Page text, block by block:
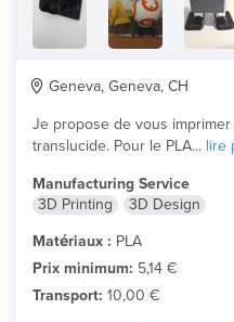
Geneva, Geneva, CH
Je propose de vous
translucide. Pour le PLA... lire
Manufacturing Service
3D Printing
3D Design
Matériaux : PLA
Prix minimum: 5,14 €
Transport: 10,00 €